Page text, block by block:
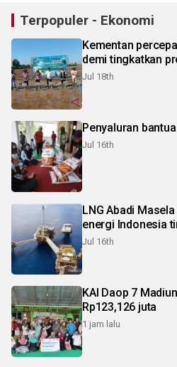
Terpopuler - Ekonomi
Kementan
demi tingkatkan
Jul 18th
Penyaluran
Jul 16th
LNG Abadi
energi Indonesia
Jul 16th
KAI Daop 7
Rp123,126 juta
1 jam lalu